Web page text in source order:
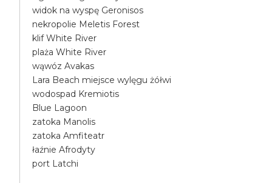
widok na wyspę Geronisos
nekropolie Meletis Forest
klif White River
plaża White River
wąwóz Avakas
Lara Beach miejsce wylęgu żółwi
wodospad Kremiotis
Blue Lagoon
zatoka Manolis
zatoka Amfiteatr
łaźnie Afrodyty
port Latchi